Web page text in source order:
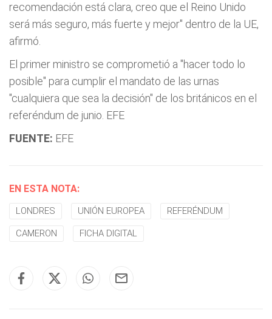
recomendación está clara, creo que el Reino Unido
será más seguro, más fuerte y mejor" dentro de la UE,
afirmó.
El primer ministro se comprometió a "hacer todo lo
posible" para cumplir el mandato de las urnas
"cualquiera que sea la decisión" de los británicos en el
referéndum de junio. EFE
FUENTE: EFE
EN ESTA NOTA:
LONDRES UNIÓN EUROPEA REFERÉNDUM
CAMERON FICHA DIGITAL